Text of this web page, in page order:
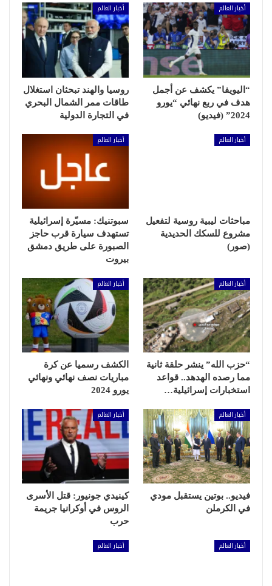
أخبار العالم
“اليويفا” يكشف عن أجمل
هدف في ربع نهائي “يورو
2024” (فيديو)
أخبار العالم
روسيا والهند تبحثان استغلال
طاقات ممر الشمال البحري
في التجارة الدولية
أخبار العالم
مباحثات ليبية روسية لتفعيل
مشروع للسكك الحديدية
(صور)
أخبار العالم
سبوتنيك: مسيّرة إسرائيلية
تستهدف سيارة قرب حاجز
الصبورة على طريق دمشق
بيروت
أخبار العالم
“حزب الله” ينشر حلقة ثانية
مما رصده الهدهد.. قواعد
استخبارات إسرائيلية…
أخبار العالم
الكشف رسميا عن كرة
مباريات نصف نهائي ونهائي
يورو 2024
أخبار العالم
فيديو.. بوتين يستقبل مودي
في الكرملن
أخبار العالم
كينيدي جونيور: قتل الأسرى
الروس في أوكرانيا جريمة
حرب
أخبار العالم أخبار العالم